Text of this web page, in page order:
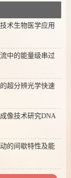
术生物医学应用
中的能量级串过
超分辨光学快速
像技术研究DNA
的间歇特性及能